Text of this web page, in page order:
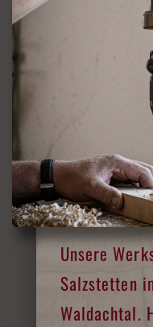
Unsere
Salzstetten
Waldachtal.